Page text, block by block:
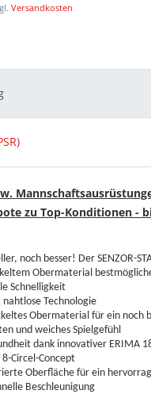
Versandkosten
zu Top-Konditionen -
noch besser! Der SENZOR-
Obermaterial
Schnelligkeit
Technologie
Obermaterial für ein noch
und weiches Spielgefühl
dank innovativer ERIMA
Circel-Concept
Oberfläche für ein
Beschleunigung